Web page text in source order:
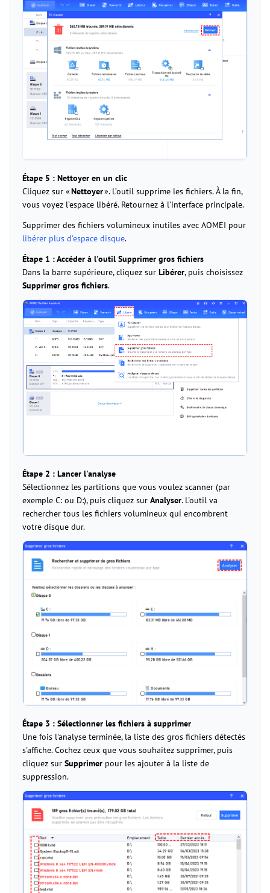
Étape 5 : Nettoyer en un clic
Cliquez sur «Nettoyer». L’outil supprime les fichiers. À la fin,
vous voyez l’espace libéré. Retournez à l’interface principale.
Supprimer des fichiers volumineux inutiles avec AOMEI pour
libérer plus d'espace disque.
Étape 1 : Accéder à l'outil Supprimer gros fichiers
Dans la barre supérieure, cliquez sur Libérer, puis choisissez
Supprimer gros fichiers.
Étape 2 : Lancer l'analyse
Sélectionnez les partitions que vous voulez scanner (par
exemple C: ou D:), puis cliquez sur Analyser. L'outil va
rechercher tous les fichiers volumineux qui encombrent
votre disque dur.
Étape 3 : Sélectionner les fichiers à supprimer
Une fois l'analyse terminée, la liste des gros fichiers détectés
s'affiche. Cochez ceux que vous souhaitez supprimer, puis
cliquez sur Supprimer pour les ajouter à la liste de
suppression.